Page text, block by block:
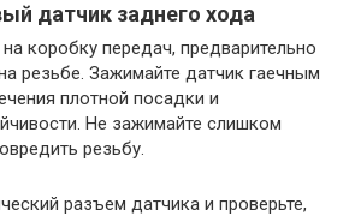
датчик заднего хода
коробку передач, предварительно
резьбе. Зажимайте датчик гаечным
плотной посадки и
Не зажимайте слишком
резьбу.
разъем датчика и проверьте,